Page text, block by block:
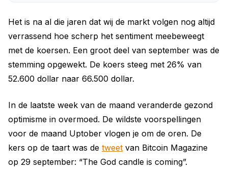
Het is na al die jaren dat wij de markt volgen nog altijd
verrassend hoe scherp het sentiment meebeweegt
met de koersen. Een groot deel van september was de
stemming opgewekt. De koers steeg met 26% van
52.600 dollar naar 66.500 dollar.
In de laatste week van de maand veranderde gezond
optimisme in overmoed. De wildste voorspellingen
voor de maand Uptober vlogen je om de oren. De
kers op de taart was de tweet van Bitcoin Magazine
op 29 september: “The God candle is coming”.